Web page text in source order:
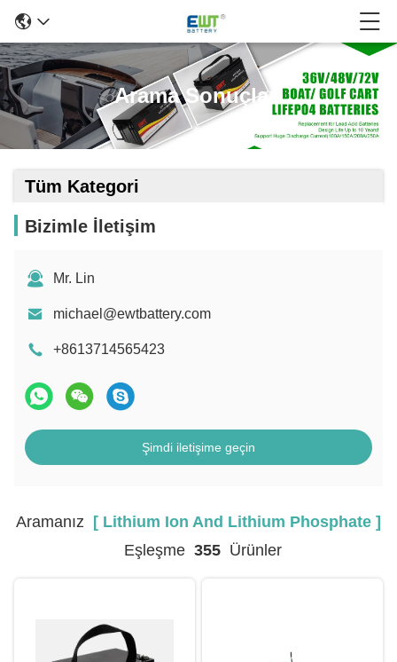
Arama Sonuçları
Tüm Kategori
Bizimle İletişim
Mr. Lin
michael@ewtbattery.com
+8613714565423
Şimdi iletişime geçin
Aramanız [ Lithium Ion And Lithium Phosphate ]
Eşleşme 355 Ürünler